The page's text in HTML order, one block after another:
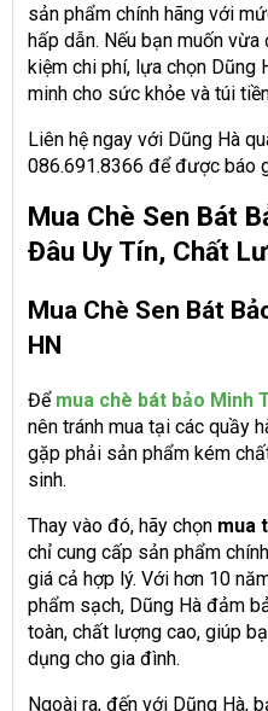
sản phẩm chính hãng với
hấp dẫn. Nếu bạn muốn
kiệm chi phí, lựa chọn Dũng
minh cho sức khỏe và túi
Liên hệ ngay với Dũng Hà
086.691.8366 để được báo
Mua Chè Sen Bát
Đâu Uy Tín, Chất
Mua Chè Sen Bát
HN
Để mua chè bát bảo Minh
nên tránh mua tại các quầy
gặp phải sản phẩm kém
sinh.
Thay vào đó, hãy chọn mua
chỉ cung cấp sản phẩm
giá cả hợp lý. Với hơn 10
phẩm sạch, Dũng Hà đảm
toàn, chất lượng cao, giúp
dụng cho gia đình.
Ngoài ra, đến với Dũng Hà,